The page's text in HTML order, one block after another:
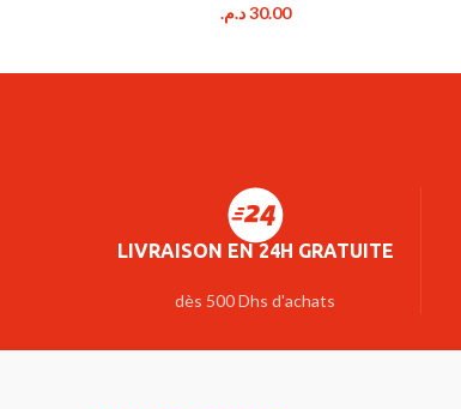
30.00د.م.
LIVRAISON EN 24H GRATUITE
dès 500 Dhs d'achats